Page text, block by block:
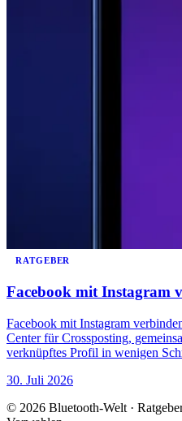
RATGEBER
Facebook mit Instagram
Facebook mit Instagram
Center für Crossposting,
verknüpftes Profil in wenigen
30. Juli 2026
© 2026 Bluetooth-Welt ·